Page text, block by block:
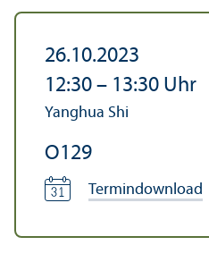
26.10.2023
12:30 – 13:30 Uhr
Yanghua Shi
O129
Termindownload